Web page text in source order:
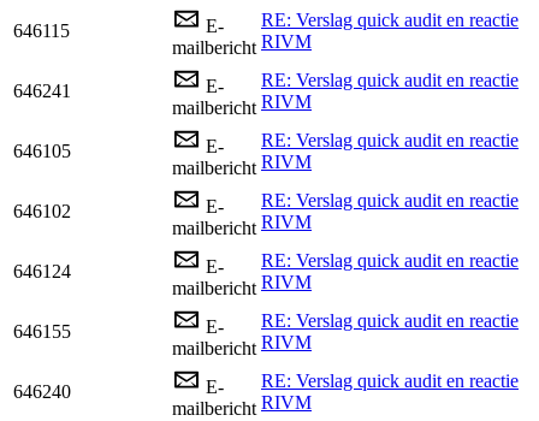
646115
E-
mailbericht
RE: Verslag quick audit en reactie
RIVM
646241
E-
mailbericht
RE: Verslag quick audit en reactie
RIVM
646105
E-
mailbericht
RE: Verslag quick audit en reactie
RIVM
646102
E-
mailbericht
RE: Verslag quick audit en reactie
RIVM
646124
E-
mailbericht
RE: Verslag quick audit en reactie
RIVM
646155
E-
mailbericht
RE: Verslag quick audit en reactie
RIVM
646240
E-
mailbericht
RE: Verslag quick audit en reactie
RIVM